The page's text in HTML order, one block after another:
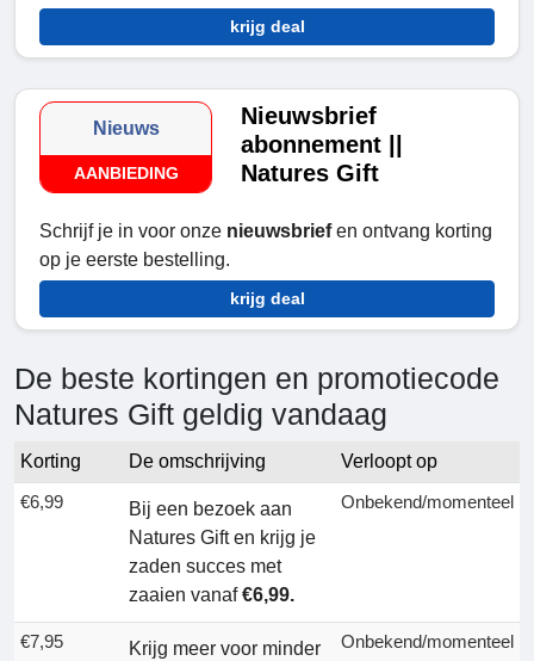
krijg deal
Nieuws
AANBIEDING
Nieuwsbrief
abonnement ||
Natures Gift
Schrijf je in voor onze nieuwsbriefen ontvang korting
op je eerste bestelling.
krijg deal
De beste kortingen en promotiecode
Natures Gift geldig vandaag
Korting De omschrijving
Verloopt op
€6,99
Bij een bezoek aan
Natures Gift en krijg je
zaden succes met
zaaien vanaf€6,99.
Onbekend/momenteel
€7,95
Krijg meer voor minder
Onbekend/momenteel